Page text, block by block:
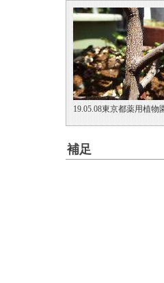
19.05.08東京都薬用植物
補足